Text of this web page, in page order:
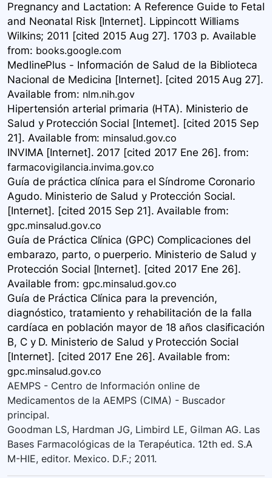
Pregnancy and Lactation: A Reference Guide to Fetal
and Neonatal Risk [Internet]. Lippincott Williams
Wilkins; 2011 [cited 2015 Aug 27]. 1703 p. Available
from: books.google.com
MedlinePlus - Información de Salud de la Biblioteca
Nacional de Medicina [Internet]. [cited 2015 Aug 27].
Available from: nlm.nih.gov
Hipertensión arterial primaria (HTA). Ministerio de
Salud y Protección Social [Internet]. [cited 2015 Sep
21]. Available from: minsalud.gov.co
INVIMA [Internet]. 2017 [cited 2017 Ene 26]. from:
farmacovigilancia.invima.gov.co
Guía de práctica clínica para el Síndrome Coronario
Agudo. Ministerio de Salud y Protección Social.
[Internet]. [cited 2015 Sep 21]. Available from:
gpc.minsalud.gov.co
Guía de Práctica Clínica (GPC) Complicaciones del
embarazo, parto, o puerperio. Ministerio de Salud y
Protección Social [Internet]. [cited 2017 Ene 26].
Available from: gpc.minsalud.gov.co
Guía de Práctica Clínica para la prevención,
diagnóstico, tratamiento y rehabilitación de la falla
cardíaca en población mayor de 18 años clasificación
B, C y D. Ministerio de Salud y Protección Social
[Internet]. [cited 2017 Ene 26]. Available from:
gpc.minsalud.gov.co
AEMPS - Centro de Información online de
Medicamentos de la AEMPS (CIMA) - Buscador
principal.
Goodman LS, Hardman JG, Limbird LE, Gilman AG. Las
Bases Farmacológicas de la Terapéutica. 12th ed. S.A
M-HIE, editor. Mexico. D.F.; 2011.